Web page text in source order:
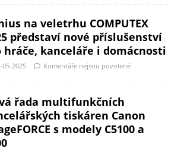
na veletrhu COMPUTEX
představí nové příslušenství
hráče, kanceláře i domácnosti
05-2025 Komentáře nejsou povolené
řada multifunkčních
tiskáren Canon
s modely C5100 a